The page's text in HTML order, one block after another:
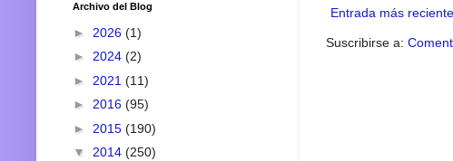
Entrada más reciente
Suscribirse a:
Archivo del Blog
► 2026 (1)
► 2024 (2)
► 2021 (11)
► 2016 (95)
► 2015 (190)
▼ 2014 (250)